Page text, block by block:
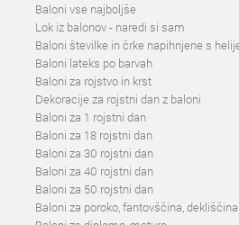
Baloni vse najboljše
Lok iz balonov - naredi si sam
Baloni številke in črke napihnjene s
Baloni lateks po barvah
Baloni za rojstvo in krst
Dekoracije za rojstni dan z baloni
Baloni za 1 rojstni dan
Baloni za 18 rojstni dan
Baloni za 30 rojstni dan
Baloni za 40 rojstni dan
Baloni za 50 rojstni dan
Baloni za poroko, fantovščina, dekliščina